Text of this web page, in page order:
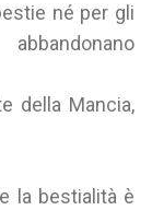
né per gli
della Mancia,
la bestialità è